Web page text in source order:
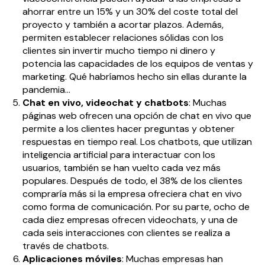
ahorrar entre un 15% y un 30% del coste total del
proyecto y también a acortar plazos. Además,
permiten establecer relaciones sólidas con los
clientes sin invertir mucho tiempo ni dinero y
potencia las capacidades de los equipos de ventas y
marketing. Qué habríamos hecho sin ellas durante la
pandemia…
Chat en vivo, videochat y chatbots: Muchas
páginas web ofrecen una opción de chat en vivo que
permite a los clientes hacer preguntas y obtener
respuestas en tiempo real. Los chatbots, que utilizan
inteligencia artificial para interactuar con los
usuarios, también se han vuelto cada vez más
populares. Después de todo, el 38% de los clientes
compraría más si la empresa ofreciera chat en vivo
como forma de comunicación. Por su parte, ocho de
cada diez empresas ofrecen videochats, y una de
cada seis interacciones con clientes se realiza a
través de chatbots.
Aplicaciones móviles: Muchas empresas han